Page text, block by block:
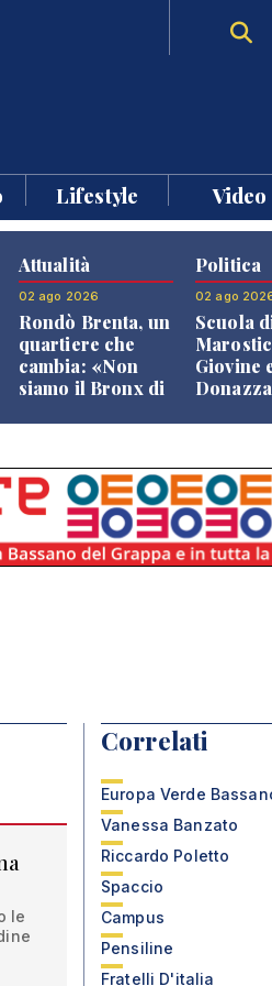
Lifestyle Video
Attualità
02 ago 2026
Rondò Brenta, un
quartiere che
cambia: «Non
siamo il Bronx di
Politica
02 ago
Scuola
Giovine
le
Correlati
Europa Verde
Vanessa Banzato
Riccardo Poletto
Spaccio
Campus
Pensiline
Fratelli D'italia